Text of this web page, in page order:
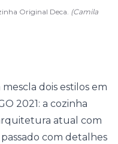
Original Deca. (Camila
mescla dois estilos em
2021: a cozinha
atual com
com detalhes